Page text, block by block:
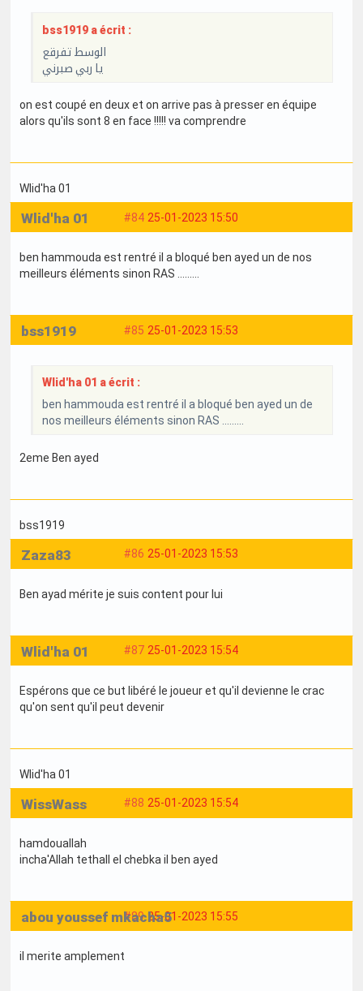
bss1919 a écrit :
الوسط تفرقع
يا ربي صبرني
on est coupé en deux et on arrive pas à presser en équipe
alors qu'ils sont 8 en face !!!!! va comprendre
Wlid'ha 01
#84 25-01-2023 15:50
Wlid'ha 01
ben hammouda est rentré il a bloqué ben ayed un de nos
meilleurs éléments sinon RAS .........
#85 25-01-2023 15:53
bss1919
Wlid'ha 01 a écrit :
ben hammouda est rentré il a bloqué ben ayed un de
nos meilleurs éléments sinon RAS .........
2eme Ben ayed
bss1919
#86 25-01-2023 15:53
Zaza83
Ben ayad mérite je suis content pour lui
#87 25-01-2023 15:54
Wlid'ha 01
Espérons que ce but libéré le joueur et qu'il devienne le crac
qu'on sent qu'il peut devenir
Wlid'ha 01
#88 25-01-2023 15:54
WissWass
hamdouallah
incha'Allah tethall el chebka il ben ayed
#89 25-01-2023 15:55
abou youssef mkacha5
il merite amplement